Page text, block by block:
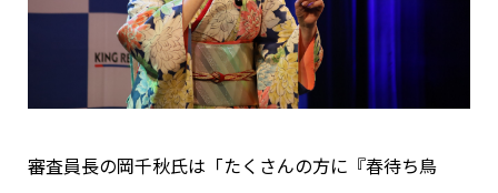
審査員長の岡千秋氏は「たくさんの方に『春待ち鳥